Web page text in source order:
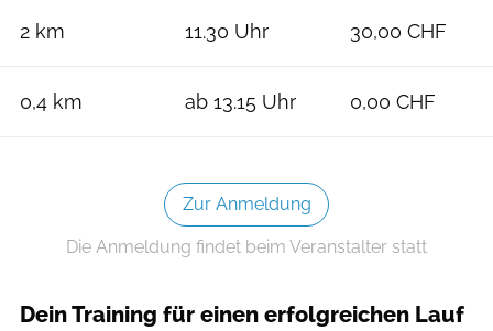
2 km 11.30 Uhr 30,00 CHF
0,4 km ab 13.15 Uhr 0,00 CHF
Zur Anmeldung
Die Anmeldung findet beim Veranstalter statt
Dein Training für einen erfolgreichen Lauf